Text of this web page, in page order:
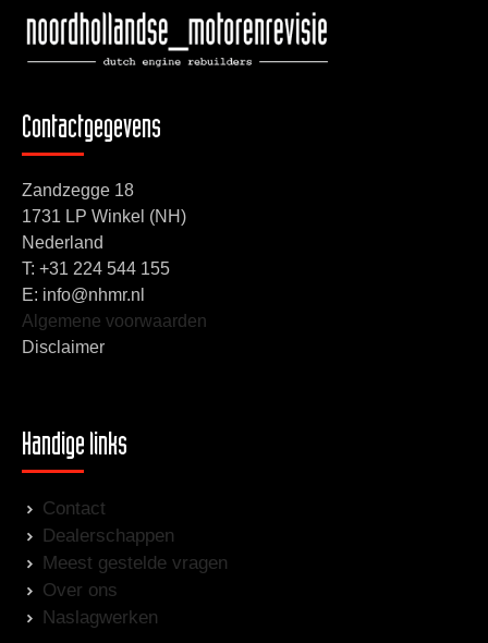
Contactgegevens
Zandzegge 18
1731 LP Winkel (NH)
Nederland
T: +31 224 544 155
E: info@nhmr.nl
Algemene voorwaarden
Disclaimer
Handige links
Contact
Dealerschappen
Meest gestelde vragen
Over ons
Naslagwerken